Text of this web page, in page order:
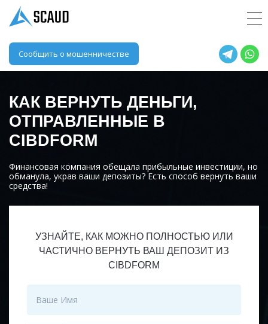
Сообщить о мошенничестве
КАК ВЕРНУТЬ ДЕНЬГИ,
ОТПРАВЛЕННЫЕ В
CIBDFORM
Финансовая компания обещала прибыльные инвестиции, но
обманула, украв ваши депозиты? Есть способ вернуть ваши
средства!
УЗНАЙТЕ, КАК МОЖНО ПОЛНОСТЬЮ ИЛИ
ЧАСТИЧНО ВЕРНУТЬ ВАШ ДЕПОЗИТ ИЗ
CIBDFORM